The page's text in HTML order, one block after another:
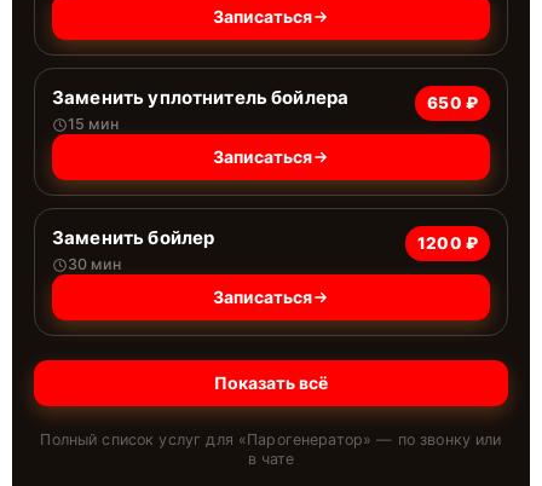
Записаться
Заменить уплотнитель бойлера
15 мин
650 ₽
Записаться
Заменить бойлер
30 мин
1200 ₽
Записаться
Показать всё
Полный список услуг для «Парогенератор» — по звонку или
в чате